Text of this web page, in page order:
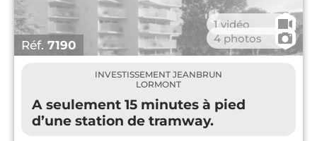
Réf. 7190
1 vidéo 🎥
4 photos 📷
INVESTISSEMENT JEANBRUN
LORMONT
A seulement 15 minutes à pied
d’une station de tramway.